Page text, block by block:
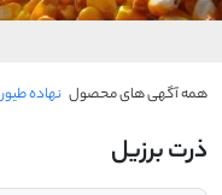
همه آگهی های محصول نهاده طیور
ذرت برزیل